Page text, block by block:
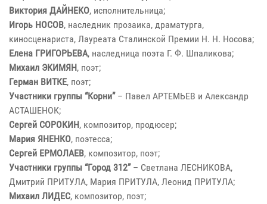
Виктория ДАЙНЕКО, исполнительница;
Игорь НОСОВ, наследник прозаика, драматурга,
киносценариста, Лауреата Сталинской Премии Н. Н. Носова;
Елена ГРИГОРЬЕВА, наследница поэта Г. Ф. Шпаликова;
Михаил ЭКИМЯН, поэт;
Герман ВИТКЕ, поэт;
Участники группы “Корни”– Павел АРТЕМЬЕВ и Александр
АСТАШЕНОК;
Сергей СОРОКИН, композитор, продюсер;
Мария ЯНЕНКО, поэтесса;
Сергей ЕРМОЛАЕВ, композитор, поэт;
Участники группы “Город 312”– Светлана ЛЕСНИКОВА,
Дмитрий ПРИТУЛА, Мария ПРИТУЛА, Леонид ПРИТУЛА;
Михаил ЛИДЕС, композитор, поэт;